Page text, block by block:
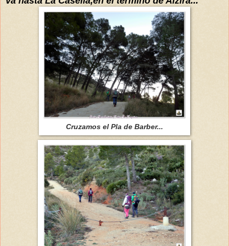
Cruzamos el Pla de Barber...